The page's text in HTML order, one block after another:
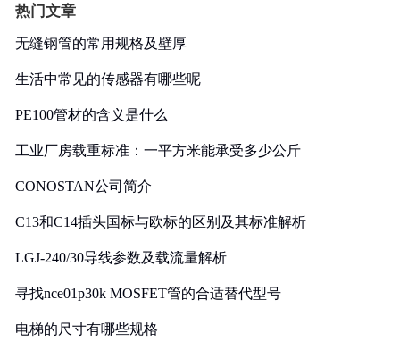
热门文章
无缝钢管的常用规格及壁厚
生活中常见的传感器有哪些呢
PE100管材的含义是什么
工业厂房载重标准：一平方米能承受多少公斤
CONOSTAN公司简介
C13和C14插头国标与欧标的区别及其标准解析
LGJ-240/30导线参数及载流量解析
寻找nce01p30k MOSFET管的合适替代型号
电梯的尺寸有哪些规格